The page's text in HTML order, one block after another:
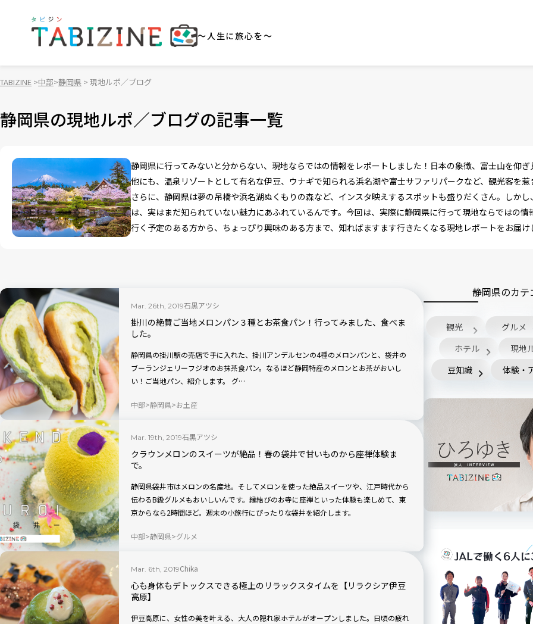
～人生に旅心を～
TABIZINE 中部 静岡県 現地ルポ／ブログ
静岡県の現地ルポ／ブログの記事一覧
静岡県に行ってみないと分からない、現地ならではの情報をレポートしました！日本の象徴、富士山を仰
他にも、温泉リゾートとして有名な伊豆、ウナギで知られる浜名湖や富士サファリパークなど、観光客を
さらに、静岡県は夢の吊橋や浜名湖ぬくもりの森など、インスタ映えするスポットも盛りだくさん。しか
は、実はまだ知られていない魅力にあふれているんです。今回は、実際に静岡県に行って現地ならではの
行く予定のある方から、ちょっぴり興味のある方まで、知ればますます行きたくなる現地レポートをお届け
Mar. 26th, 2019石黒アツシ
掛川の絶賛ご当地メロンパン３種とお茶食パン！行ってみました、食べま
した。
静岡県の掛川駅の売店で手に入れた、掛川アンデルセンの4種のメロンパンと、袋井の
ブーランジェリーフジオのお抹茶食パン。なるほど静岡特産のメロンとお茶がおいし
い！ご当地パン、紹介します。 グ…
中部 静岡県 お土産
Mar. 19th, 2019石黒アツシ
クラウンメロンのスイーツが絶品！春の袋井で甘いものから座禅体験ま
で。
静岡県袋井市はメロンの名産地。そしてメロンを使った絶品スイーツや、江戸時代から
伝わるB級グルメもおいしいんです。縁結びのお寺に座禅といった体験も楽しめて、東
京からなら2時間ほど。週末の小旅行にぴったりな袋井を紹介します。
中部 静岡県 グルメ
Mar. 6th, 2019Chika
心も身体もデトックスできる極上のリラックスタイムを【リラクシア伊豆
高原】
伊豆高原に、女性の美を叶える、大人の隠れ家ホテルがオープンしました。日頃の疲れ
静岡県のカテ
観光
グルメ
ホテル
現地
豆知識
体験・